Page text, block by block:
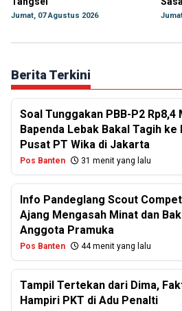
Jumat, 07 Agustus 2026
Berita Terkini
Soal Tunggakan PBB-P2 Rp8,4
Bapenda Lebak Bakal Tagih ke
Pusat PT Wika di Jakarta
Pos Banten 31 menit yang lalu
Info Pandeglang Scout
Ajang Mengasah Minat dan
Anggota Pramuka
Pos Banten 44 menit yang lalu
Tampil Tertekan dari Dima,
Hampiri PKT di Adu Penalti